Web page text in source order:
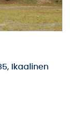
Ikaalinen